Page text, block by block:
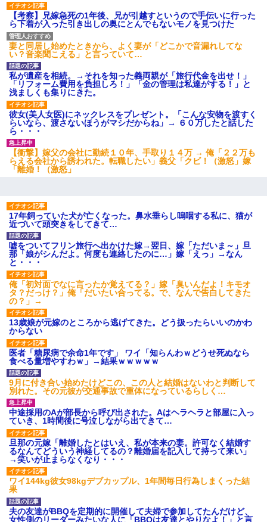
【考察】兄嫁急死の1年後、兄が引越すというので手伝いに行った
ら下着が入った引き出しの奥にとんでもないモノを見つけた
妻と同居し始めたときから、よく妻が「どこかで音漏れしてな
い？音楽聞こえる」と言っていて…
私が遺産を相続。→それを知った義両親が「旅行代金を出せ！」
「リフォーム費用を負担しろ！」「金の管理は私達がする！」と
浅ましくも集りにきた。
彼女(美人女医)にネックレスをプレゼント。「こんな安物を渡すく
らいなら、渡さないほうがマシだからね」→ ６０万したと話した
ら・・・
【衝撃】嫁父の会社に勤続１０年、手取り１４万 → 俺「２２万も
らえる会社から誘われた。転職したい」義父「クビ！（激怒」嫁
「離婚！（激怒」
17年飼っていた犬が亡くなった。鼻水垂らし嗚咽する私に、猫が
近づいて頭突きをしてきて…
嘘をついてフリン旅行へ出かけた嫁→翌日、嫁「ただいま～」旦
那「娘がシんだよ。何度も連絡したのに…」嫁「えっ」→なん
と・・・
俺「初対面でなに言ったか覚えてる？」嫁「臭いんだよ！キモオ
タ？だっけ？」俺「だいたい合ってる。で、なんで告白してきた
の？」→
13歳娘が元嫁のところから逃げてきた。どう扱ったらいいのかわ
からない
医者「糖尿病で余命1年です」 ワイ「知らんわｗどうせ死ぬなら
食べる量増やすわｗ」→結果ｗｗｗｗｗ
9月に付き合い始めたけどこの、この人と結婚はないわと判断して
別れた。その元彼が交通事故で重体になっているらしく…
中途採用のAが部長から呼び出された。Aはヘラヘラと部屋に入っ
ていき、1時間後に号泣しながら出てきて…
旦那の元嫁「離婚したとはいえ、私が本来の妻。許可なく結婚す
るなんてどういう神経してるの？離婚届を記入して持って来い」
→笑いが止まらなくなり・・・
ワイ144kg彼女98kgデブカップル、1年間毎日行為しまくった結
果
夫の友達がBBQを定期的に開催して夫婦で参加してたんだけど、
女性側のリーダーみたいな人に「BBQは友達とやりなよ！」と言